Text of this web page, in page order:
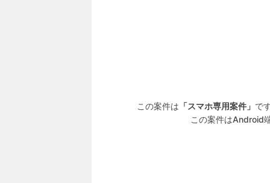
この案件は 「スマホ専用案件」 で
この案件はAndroid